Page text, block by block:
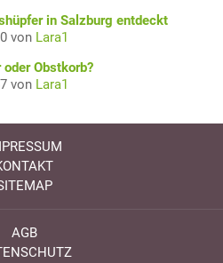
in Salzburg entdeckt
von Lara1
Obstkorb?
von Lara1
AGB